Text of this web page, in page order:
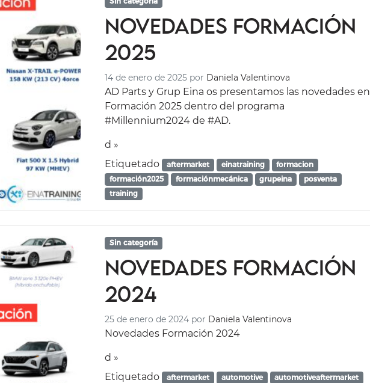
Novedades Formación
2025
14 de enero de 2025 por Daniela Valentinova
AD Parts y Grup Eina os presentamos las novedades en
Formación 2025 dentro del programa
#Millennium2024 de #AD.
d »
Etiquetado aftermarket einatraining
formacion
formación2025
formaciónmecánica grupeina
posventa
training
Sin categoría
Novedades Formación
2024
25 de enero de 2024 por Daniela Valentinova
Novedades Formación 2024
d »
Etiquetado aftermarket automotive
automotiveaftermarket